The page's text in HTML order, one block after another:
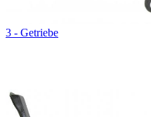
3 - Getriebe